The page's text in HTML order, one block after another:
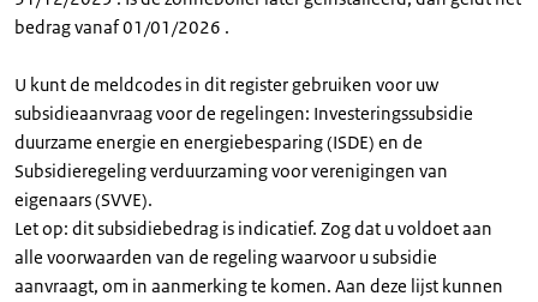
bedrag vanaf 01/01/2026 .
U kunt de meldcodes in dit register gebruiken voor uw
subsidieaanvraag voor de regelingen: Investeringssubsidie
duurzame energie en energiebesparing (ISDE) en de
Subsidieregeling verduurzaming voor verenigingen van
eigenaars (SVVE).
Let op: dit subsidiebedrag is indicatief. Zog dat u voldoet aan
alle voorwaarden van de regeling waarvoor u subsidie
aanvraagt, om in aanmerking te komen. Aan deze lijst kunnen